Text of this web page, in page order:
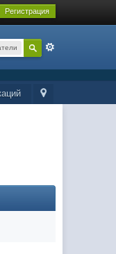
Регистрация